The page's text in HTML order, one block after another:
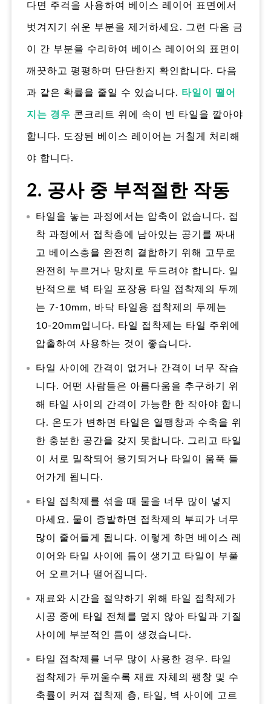
다면 주걱을 사용하여 베이스 레이어 표면에서
벗겨지기 쉬운 부분을 제거하세요. 그런 다음 금
이 간 부분을 수리하여 베이스 레이어의 표면이
깨끗하고 평평하며 단단한지 확인합니다. 다음
과 같은 확률을 줄일 수 있습니다. 타일이 떨어
지는 경우 콘크리트 위에 속이 빈 타일을 깔아야
합니다. 도장된 베이스 레이어는 거칠게 처리해
야 합니다.
2. 공사 중 부적절한 작동
타일을 놓는 과정에서는 압축이 없습니다. 접
착 과정에서 접착층에 남아있는 공기를 짜내
고 베이스층을 완전히 결합하기 위해 고무로
완전히 누르거나 망치로 두드려야 합니다. 일
반적으로 벽 타일 포장용 타일 접착제의 두께
는 7-10mm, 바닥 타일용 접착제의 두께는
10-20mm입니다. 타일 접착제는 타일 주위에
압출하여 사용하는 것이 좋습니다.
타일 사이에 간격이 없거나 간격이 너무 작습
니다. 어떤 사람들은 아름다움을 추구하기 위
해 타일 사이의 간격이 가능한 한 작아야 합니
다. 온도가 변하면 타일은 열팽창과 수축을 위
한 충분한 공간을 갖지 못합니다. 그리고 타일
이 서로 밀착되어 융기되거나 타일이 움푹 들
어가게 됩니다.
타일 접착제를 섞을 때 물을 너무 많이 넣지
마세요. 물이 증발하면 접착제의 부피가 너무
많이 줄어들게 됩니다. 이렇게 하면 베이스 레
이어와 타일 사이에 틈이 생기고 타일이 부풀
어 오르거나 떨어집니다.
재료와 시간을 절약하기 위해 타일 접착제가
시공 중에 타일 전체를 덮지 않아 타일과 기질
사이에 부분적인 틈이 생겼습니다.
타일 접착제를 너무 많이 사용한 경우. 타일
접착제가 두꺼울수록 재료 자체의 팽창 및 수
축률이 커져 접착제 층, 타일, 벽 사이에 고르